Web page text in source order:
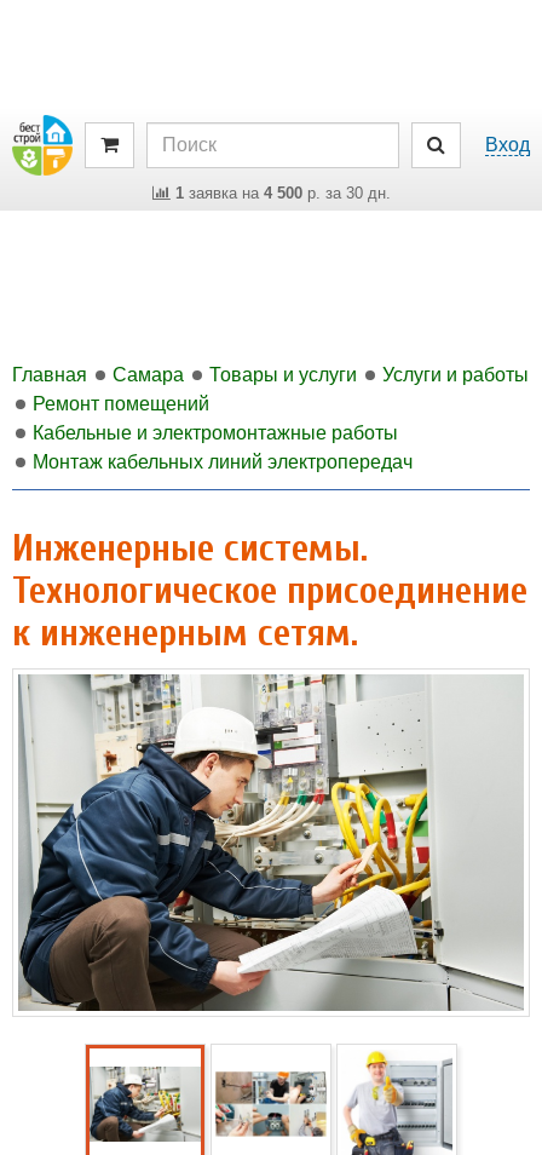
Вход
1заявка на 4 500р. за 30 дн.
Главная Самара Товары и услуги
Услуги и работы
Ремонт помещений
Кабельные и электромонтажные работы
Монтаж кабельных линий электропередач
Инженерные системы.
Технологическое присоединение
к инженерным сетям.